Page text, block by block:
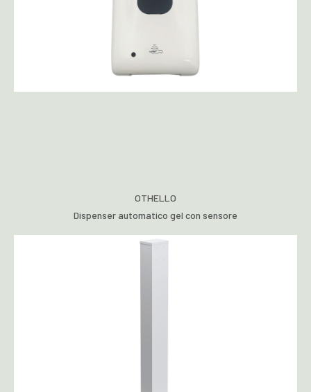
OTHELLO
Dispenser automatico gel con sensore